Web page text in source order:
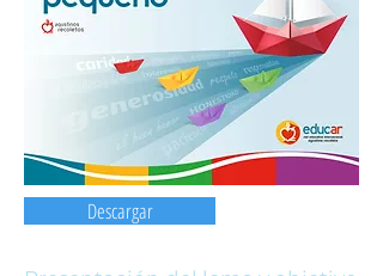
Descargar